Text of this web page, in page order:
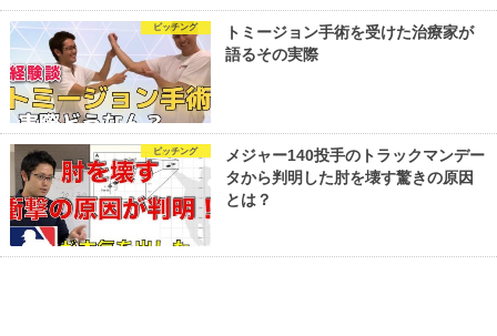
ピッチング
トミージョン手術を受けた治療家が
語るその実際
ピッチング
メジャー140投手のトラックマンデー
タから判明した肘を壊す驚きの原因
とは？